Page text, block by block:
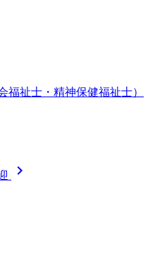
福祉士・精神保健福祉士）
